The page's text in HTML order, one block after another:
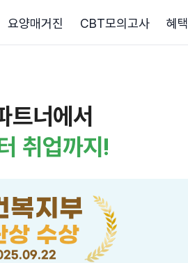
요양매거진 CBT모의고사 혜택
트너에서
취업까지!
복지부
상 수상